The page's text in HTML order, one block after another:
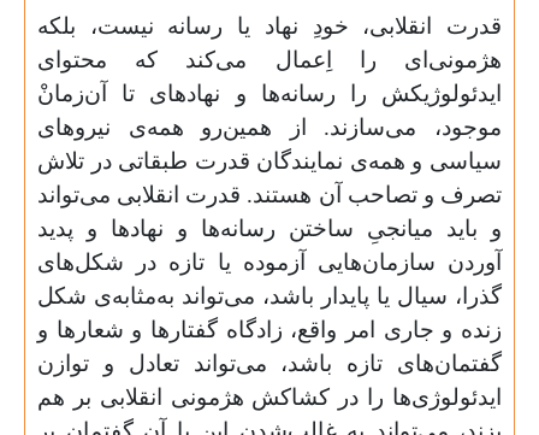
قدرت انقلابی، خودِ نهاد یا رسانه نیست، بلکه
هژمونی‌ای را اِعمال می‌کند که محتوای
ایدئولوژیکش را رسانه‌ها و نهادهای تا آن‌زمانْ
موجود، می‌سازند. از همین‌رو همه‌ی نیروهای
سیاسی و همه‌ی نمایندگان قدرت طبقاتی در تلاش
تصرف و تصاحب آن هستند. قدرت انقلابی می‌تواند
و باید میانجیِ ‌ساختن رسانه‌ها و نهادها و پدید
آوردن سازمان‌‌هایی آزموده یا تازه در شکل‌های
گذرا، سیال یا پایدار باشد، می‌تواند به‌مثابه‌ی شکل
زنده و جاری امر واقع، زادگاه گفتارها و شعارها و
گفتمان‌های تازه باشد، می‌تواند تعادل و توازن
ایدئولوژی‌ها را در کشاکش هژمونی انقلابی بر هم